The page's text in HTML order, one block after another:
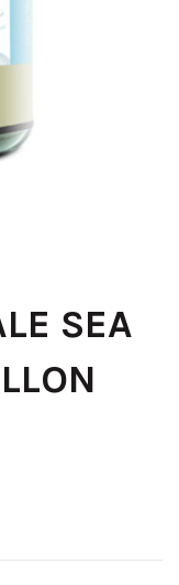
SEA